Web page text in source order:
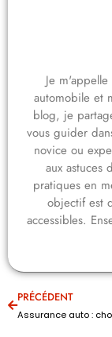
Je
automobile et
blog, je
vous guider
novice ou
aux astuces
pratiques en
objectif est
accessibles.
PRÉCÉDENT